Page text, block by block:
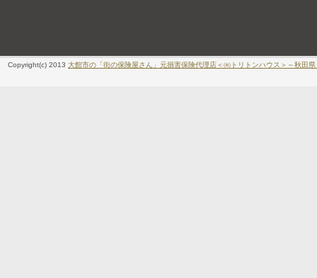
Copyright(c) 2013 大館市の「街の保険屋さん」元損害保険代理店＜㈲トリトンハウス＞～秋田